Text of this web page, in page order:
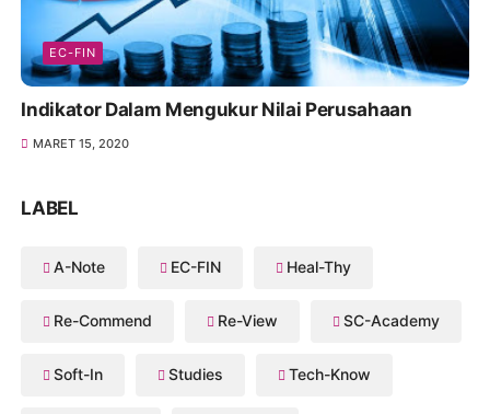
EC-FIN
Indikator Dalam Mengukur Nilai Perusahaan
MARET 15, 2020
LABEL
A-Note EC-FIN Heal-Thy
Re-Commend Re-View SC-Academy
Soft-In Studies Tech-Know